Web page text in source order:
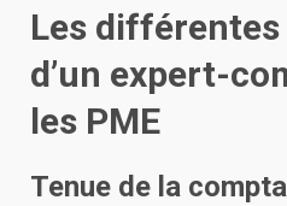
Les
d’un expert-
les PME
Tenue de la